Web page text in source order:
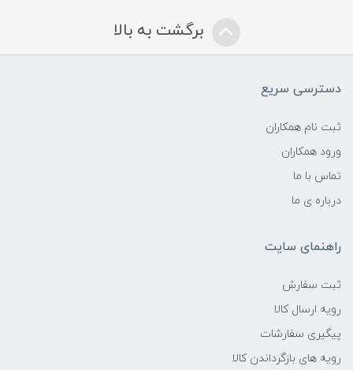
برگشت به بالا
دسترسی سریع
ثبت نام همکاران
ورود همکاران
تماس با ما
درباره ی ما
راهنمای سایت
ثبت سفارش
رویه ارسال کالا
پیگیری سفارشات
رویه های بازگرداندن کالا